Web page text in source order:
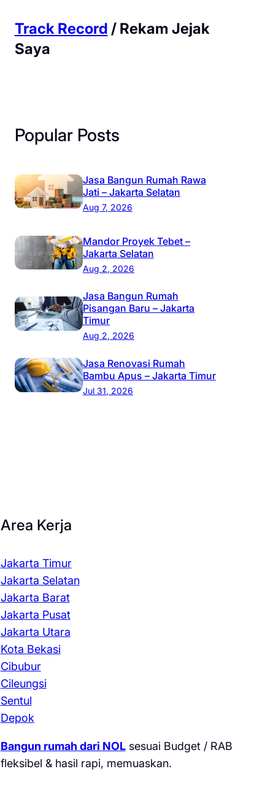
Track Record / Rekam Jejak
Saya
Popular Posts
Jasa Bangun Rumah Rawa
Jati – Jakarta Selatan
Aug 7, 2026
Mandor Proyek Tebet –
Jakarta Selatan
Aug 2, 2026
Jasa Bangun Rumah
Pisangan Baru – Jakarta
Timur
Aug 2, 2026
Jasa Renovasi Rumah
Bambu Apus – Jakarta Timur
Jul 31, 2026
Area Kerja
Jakarta Timur
Jakarta Selatan
Jakarta Barat
Jakarta Pusat
Jakarta Utara
Kota Bekasi
Cibubur
Cileungsi
Sentul
Depok
Bangun rumah dari NOLsesuai Budget / RAB
fleksibel & hasil rapi, memuaskan.